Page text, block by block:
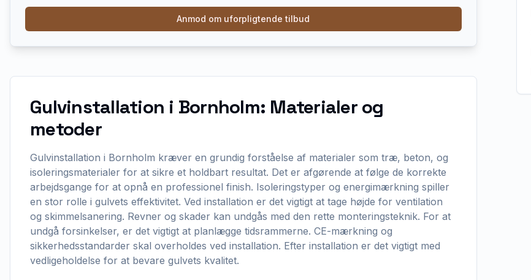
Anmod om uforpligtende tilbud
Gulvinstallation i Bornholm: Materialer og
metoder
Gulvinstallation i Bornholm kræver en grundig forståelse af materialer som træ, beton, og
isoleringsmaterialer for at sikre et holdbart resultat. Det er afgørende at følge de korrekte
arbejdsgange for at opnå en professionel finish. Isoleringstyper og energimærkning spiller
en stor rolle i gulvets effektivitet. Ved installation er det vigtigt at tage højde for ventilation
og skimmelsanering. Revner og skader kan undgås med den rette monteringsteknik. For at
undgå forsinkelser, er det vigtigt at planlægge tidsrammerne. CE-mærkning og
sikkerhedsstandarder skal overholdes ved installation. Efter installation er det vigtigt med
vedligeholdelse for at bevare gulvets kvalitet.